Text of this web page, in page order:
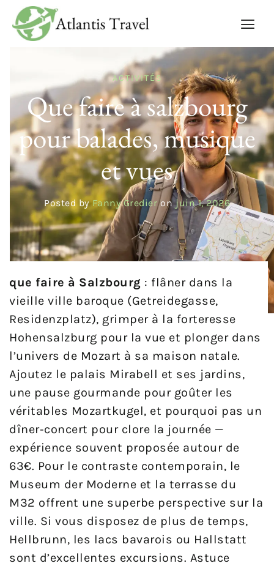
ACTIVITÉS
Que faire à salzbourg
pour balades, musique
et vues
Posted by Fanny Gredier on juin 1, 2026
que faire à Salzbourg : flâner dans la
vieille ville baroque (Getreidegasse,
Residenzplatz), grimper à la forteresse
Hohensalzburg pour la vue et plonger dans
l’univers de Mozart à sa maison natale.
Ajoutez le palais Mirabell et ses jardins,
une pause gourmande pour goûter les
véritables Mozartkugel, et pourquoi pas un
dîner‑concert pour clore la journée —
expérience souvent proposée autour de
63€. Pour le contraste contemporain, le
Museum der Moderne et la terrasse du
M32 offrent une superbe perspective sur la
ville. Si vous disposez de plus de temps,
Hellbrunn, les lacs bavarois ou Hallstatt
sont d’excellentes excursions. Astuce